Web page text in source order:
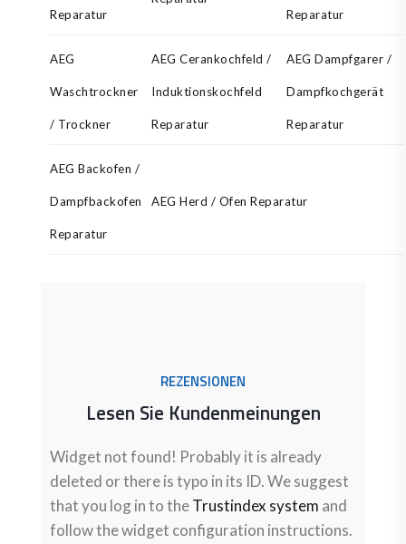
Reparatur Reparatur
AEG
Waschtrockner
/ Trockner
AEG Cerankochfeld /
Induktionskochfeld
Reparatur
AEG Dampfgarer /
Dampfkochgerät
Reparatur
AEG Backofen /
Dampfbackofen
Reparatur
AEG Herd / Ofen Reparatur
REZENSIONEN
Lesen Sie Kundenmeinungen
Widget not found! Probably it is already
deleted or there is typo in its ID. We suggest
that you log in to theTrustindex system and
follow the widget configuration instructions.